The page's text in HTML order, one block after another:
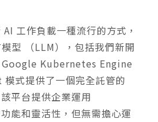
工作負載一種流行的方式，
型 （LLM），包括我們新開
Google Kubernetes Engine
式提供了一個完全託管的
平台提供企業運用
能和靈活性，但無需擔心運